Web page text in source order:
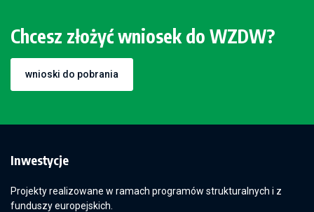
Chcesz złożyć wniosek do WZDW?
wnioski do pobrania
Inwestycje
Projekty realizowane w ramach programów strukturalnych i z
funduszy europejskich.